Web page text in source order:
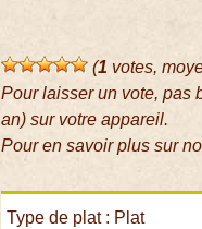
(1 votes,
Pour laisser un vote, pas
an) sur votre appareil.
Pour en savoir plus sur
Type de plat : Plat